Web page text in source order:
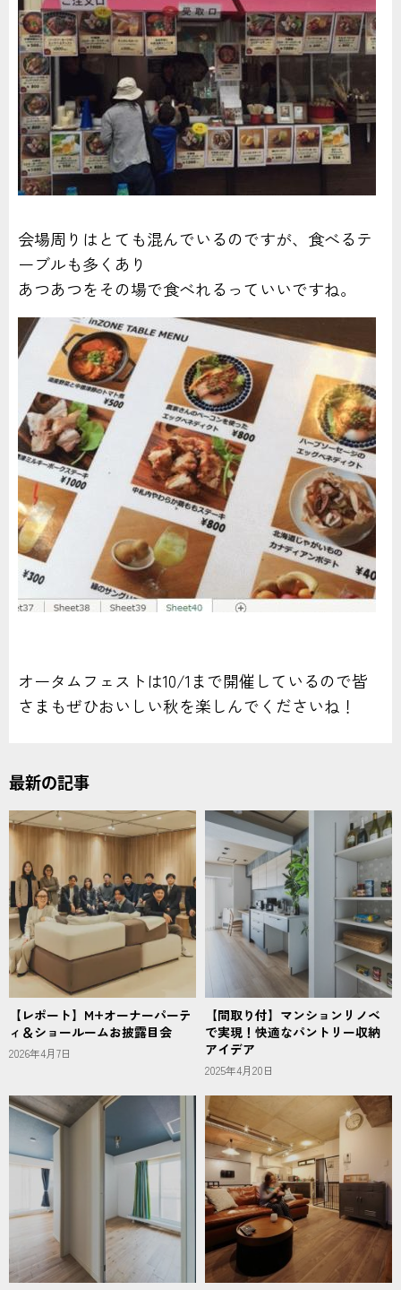
会場周りはとても混んでいるのですが、食べるテ
ーブルも多くあり
あつあつをその場で食べれるっていいですね。
オータムフェストは10/1まで開催しているので皆
さまもぜひおいしい秋を楽しんでくださいね！
最新の記事
【レポート】M+オーナーパーテ
ィ＆ショールームお披露目会
2026年4月7日
【間取り付】マンションリノベ
で実現！快適なパントリー収納
アイデア
2025年4月20日